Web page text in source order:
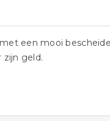
een mooi
zijn geld.